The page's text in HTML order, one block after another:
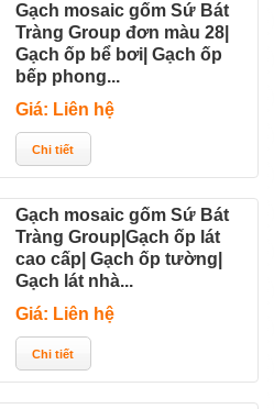
Gạch mosaic gốm Sứ Bát
Tràng Group đơn màu 28|
Gạch ốp bể bơi| Gạch ốp
bếp phong...
Giá: Liên hệ
Gạch mosaic gốm Sứ Bát
Tràng Group|Gạch ốp lát
cao cấp| Gạch ốp tường|
Gạch lát nhà...
Giá: Liên hệ